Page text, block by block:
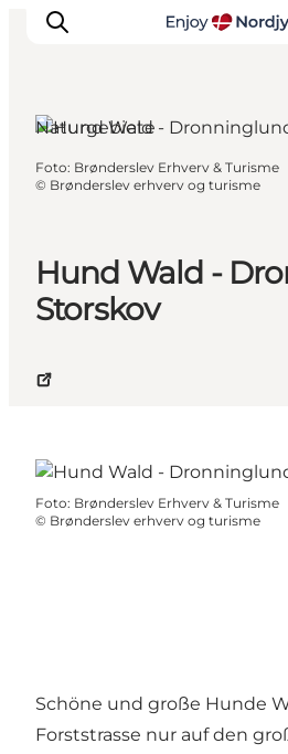
Erlebnisse
Guides
Veranstaltungen
Hund Wald -
Storskov
Naturgebiete
Foto: Brønderslev Erhverv & Turisme
© Brønderslev erhverv og turisme
Foto: Brønderslev Erhverv & Turisme
© Brønderslev erhverv og turisme
Schöne und große Hunde
Forststrasse nur auf den